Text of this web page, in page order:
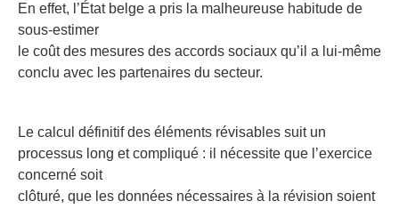
En effet, l’État belge a pris la malheureuse habitude de
sous-estimer
le coût des mesures des accords sociaux qu’il a lui-même
conclu avec les partenaires du secteur.
Le calcul définitif des éléments révisables suit un
processus long et compliqué : il nécessite que l’exercice
concerné soit
clôturé, que les données nécessaires à la révision soient